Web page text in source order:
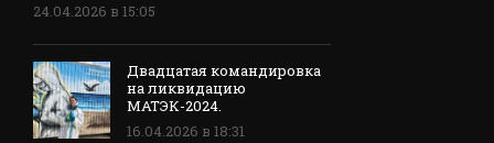
24.04.2026 в 15:05
Двадцатая командировка
на ликвидацию
МАТЭК-2024.
16.04.2026 в 18:31